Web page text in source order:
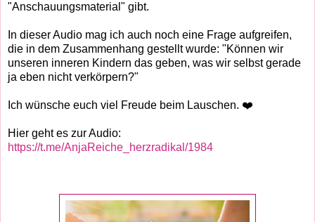
"Anschauungsmaterial" gibt.
In dieser Audio mag ich auch noch eine Frage aufgreifen,
die in dem Zusammenhang gestellt wurde: "Können wir
unseren inneren Kindern das geben, was wir selbst gerade
ja eben nicht verkörpern?"
Ich wünsche euch viel Freude beim Lauschen. ❤️
Hier geht es zur Audio:
https://t.me/AnjaReiche_herzradikal/1984